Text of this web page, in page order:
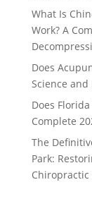
What Is
Work? A
Does
Science
Does
Complete
The
Park: